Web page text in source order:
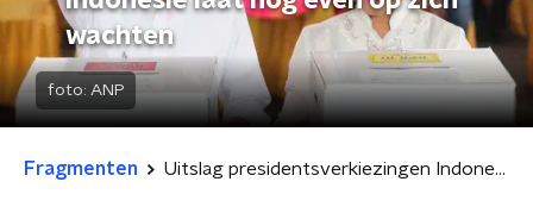
wachten
foto: ANP
Fragmenten Uitslag presidentsverkiezingen Indonesië laat nog even op zich wachten